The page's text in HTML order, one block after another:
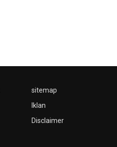
sitemap
Iklan
Disclaimer